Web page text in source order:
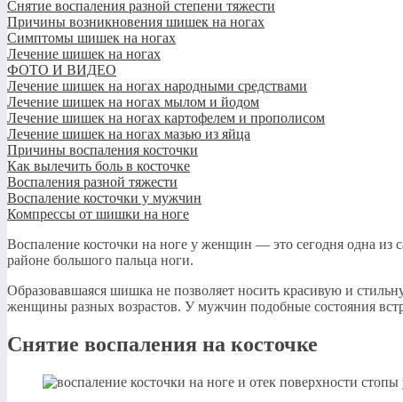
Снятие воспаления разной степени тяжести
Причины возникновения шишек на ногах
Симптомы шишек на ногах
Лечение шишек на ногах
ФОТО И ВИДЕО
Лечение шишек на ногах народными средствами
Лечение шишек на ногах мылом и йодом
Лечение шишек на ногах картофелем и прополисом
Лечение шишек на ногах мазью из яйца
Причины воспаления косточки
Как вылечить боль в косточке
Воспаления разной тяжести
Воспаление косточки у мужчин
Компрессы от шишки на ноге
Воспаление косточки на ноге у женщин — это сегодня одна из
районе большого пальца ноги.
Образовавшаяся шишка не позволяет носить красивую и
женщины разных возрастов. У мужчин подобные состояния
Снятие воспаления на косточке